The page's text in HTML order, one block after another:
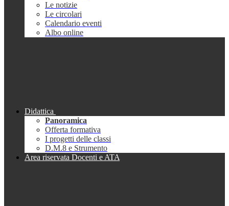
Le notizie
Le circolari
Calendario eventi
Albo online
Didattica
Panoramica
Offerta formativa
I progetti delle classi
D.M.8 e Strumento
Area riservata Docenti e ATA